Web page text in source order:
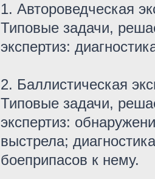
1. Автороведческая
Типовые задачи,
экспертиз:
2. Баллистическая
Типовые задачи,
экспертиз:
выстрела;
боеприпасов к нему.